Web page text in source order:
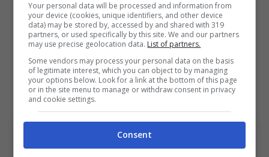
per gli altri. Jhon Lucumi è
tornato ad allenarsi
interamente con la
squadra.
Your personal data will be processed and information from
your device (cookies, unique identifiers, and other device
data) may be stored by, accessed by and shared with 319
partners, or used specifically by this site. We and our partners
may use precise geolocation data. List of partners.
Some vendors may process your personal data on the basis
of legitimate interest, which you can object to by managing
your options below. Look for a link at the bottom of this page
or in the site menu to manage or withdraw consent in privacy
and cookie settings.
Consent